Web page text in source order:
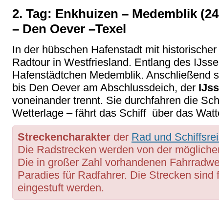
2. Tag: Enkhuizen – Medemblik
– Den Oever –Texel
In der hübschen Hafenstadt mit
Radtour in Westfriesland. Entlang des
Hafenstädtchen Medemblik. Anschließend
bis Den Oever am Abschlussdeich, der
voneinander trennt. Sie durchfahren die
Wetterlage – fährt das Schiff über das
Streckencharakter der Rad und
Die Radstrecken werden von der
Die in großer Zahl vorhandenen
Paradies für Radfahrer. Die Strecken
eingestuft werden.